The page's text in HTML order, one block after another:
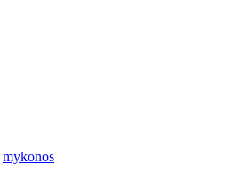
mykonos